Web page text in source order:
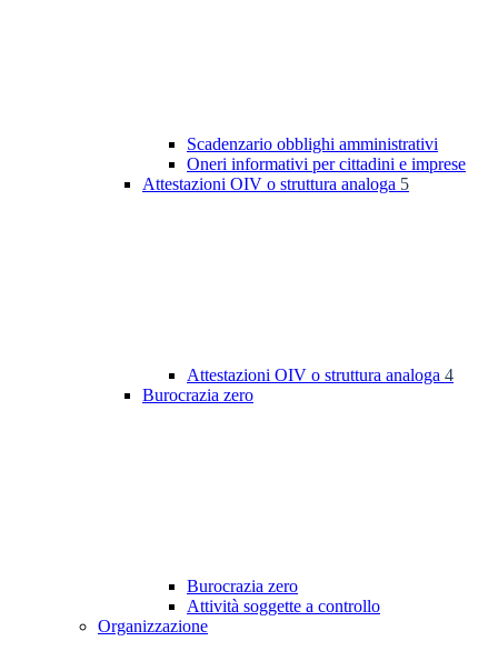
Scadenzario obblighi amministrativi
Oneri informativi per cittadini e imprese
Attestazioni OIV o struttura analoga 5
Attestazioni OIV o struttura analoga 4
Burocrazia zero
Burocrazia zero
Attività soggette a controllo
Organizzazione